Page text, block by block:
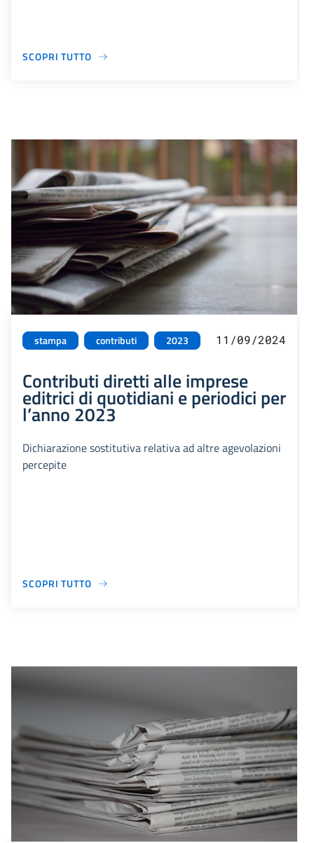
SCOPRI TUTTO
stampa contributi 2023 11/09/2024
Contributi diretti alle imprese
editrici di quotidiani e periodici per
l’anno 2023
Dichiarazione sostitutiva relativa ad altre agevolazioni
percepite
SCOPRI TUTTO